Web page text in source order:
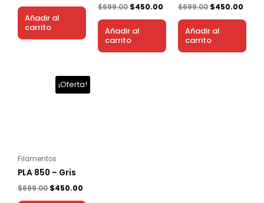
Añadir al
carrito
$699.00 $450.00
Añadir al
carrito
$699.00 $450.00
Añadir al
carrito
¡Oferta!
Filamentos
PLA 850 – Gris
$699.00
precio
$450.00
El
precio